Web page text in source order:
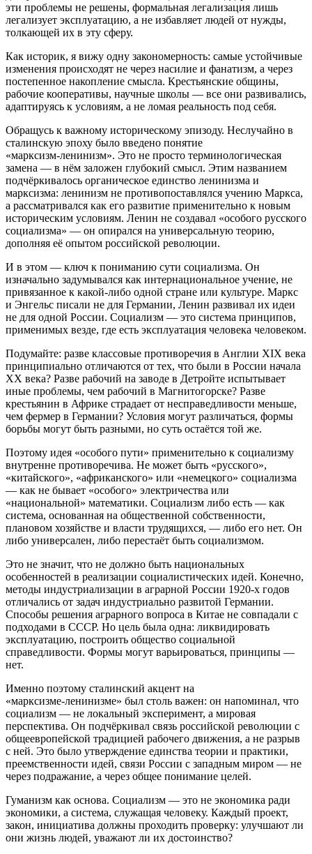
эти проблемы не решены, формальная легализация лишь
легализует эксплуатацию, а не избавляет людей от нужды,
толкающей их в эту сферу.
Как историк, я вижу одну закономерность: самые устойчивые
изменения происходят не через насилие и фанатизм, а через
постепенное накопление смысла. Крестьянские общины,
рабочие кооперативы, научные школы — все они развивались,
адаптируясь к условиям, а не ломая реальность под себя.
Обращусь к важному историческому эпизоду. Неслучайно в
сталинскую эпоху было введено понятие
«марксизм‑ленинизм». Это не просто терминологическая
замена — в нём заложен глубокий смысл. Этим названием
подчёркивалось органическое единство ленинизма и
марксизма: ленинизм не противопоставлялся учению Маркса,
а рассматривался как его развитие применительно к новым
историческим условиям. Ленин не создавал «особого русского
социализма» — он опирался на универсальную теорию,
дополняя её опытом российской революции.
И в этом — ключ к пониманию сути социализма. Он
изначально задумывался как интернациональное учение, не
привязанное к какой‑либо одной стране или культуре. Маркс
и Энгельс писали не для Германии, Ленин развивал их идеи
не для одной России. Социализм — это система принципов,
применимых везде, где есть эксплуатация человека человеком.
Подумайте: разве классовые противоречия в Англии XIX века
принципиально отличаются от тех, что были в России начала
XX века? Разве рабочий на заводе в Детройте испытывает
иные проблемы, чем рабочий в Магнитогорске? Разве
крестьянин в Африке страдает от несправедливости меньше,
чем фермер в Германии? Условия могут различаться, формы
борьбы могут быть разными, но суть остаётся той же.
Поэтому идея «особого пути» применительно к социализму
внутренне противоречива. Не может быть «русского»,
«китайского», «африканского» или «немецкого» социализма
— как не бывает «особого» электричества или
«национальной» математики. Социализм либо есть — как
система, основанная на общественной собственности,
плановом хозяйстве и власти трудящихся, — либо его нет. Он
либо универсален, либо перестаёт быть социализмом.
Это не значит, что не должно быть национальных
особенностей в реализации социалистических идей. Конечно,
методы индустриализации в аграрной России 1920‑х годов
отличались от задач индустриально развитой Германии.
Способы решения аграрного вопроса в Китае не совпадали с
подходами в СССР. Но цель была одна: ликвидировать
эксплуатацию, построить общество социальной
справедливости. Формы могут варьироваться, принципы —
нет.
Именно поэтому сталинский акцент на
«марксизме‑ленинизме» был столь важен: он напоминал, что
социализм — не локальный эксперимент, а мировая
перспектива. Он подчёркивал связь российской революции с
общеевропейской традицией рабочего движения, а не разрыв
с ней. Это было утверждение единства теории и практики,
преемственности идей, связи России с западным миром — не
через подражание, а через общее понимание целей.
Гуманизм как основа. Социализм — это не экономика ради
экономики, а система, служащая человеку. Каждый проект,
закон, инициатива должны проходить проверку: улучшают ли
они жизнь людей, уважают ли их достоинство?